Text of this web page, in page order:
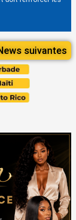
suivantes